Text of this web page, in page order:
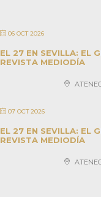
06 OCT 2026
EL 27 EN SEVILLA: EL
REVISTA MEDIODÍA
07 OCT 2026
EL 27 EN SEVILLA: EL
REVISTA MEDIODÍA